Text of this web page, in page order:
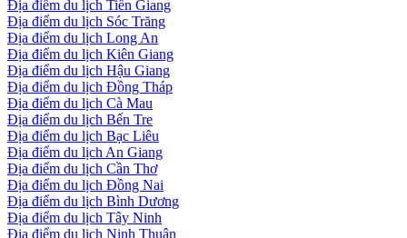
Địa điểm du lịch Tiền Giang
Địa điểm du lịch Sóc Trăng
Địa điểm du lịch Long An
Địa điểm du lịch Kiên Giang
Địa điểm du lịch Hậu Giang
Địa điểm du lịch Đồng Tháp
Địa điểm du lịch Cà Mau
Địa điểm du lịch Bến Tre
Địa điểm du lịch Bạc Liêu
Địa điểm du lịch An Giang
Địa điểm du lịch Cần Thơ
Địa điểm du lịch Đồng Nai
Địa điểm du lịch Bình Dương
Địa điểm du lịch Tây Ninh
Địa điểm du lịch Ninh Thuận